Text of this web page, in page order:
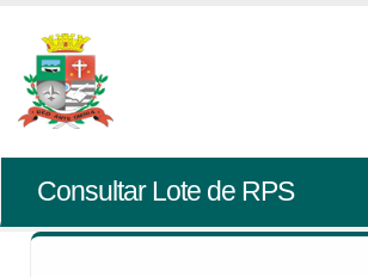
Consultar Lote de RPS